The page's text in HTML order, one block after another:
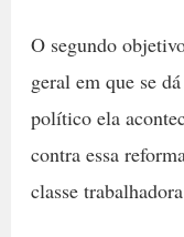
O segundo
geral em que se
político ela
contra essa
classe